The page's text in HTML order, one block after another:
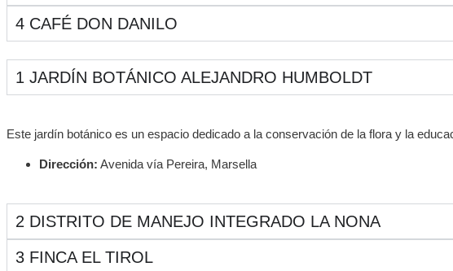
4 CAFÉ DON DANILO
1 JARDÍN BOTÁNICO ALEJANDRO HUMBOLDT
Este jardín botánico es un espacio dedicado a la conservación de la flora y la
Dirección: Avenida vía Pereira, Marsella
2 DISTRITO DE MANEJO INTEGRADO LA NONA
3 FINCA EL TIROL